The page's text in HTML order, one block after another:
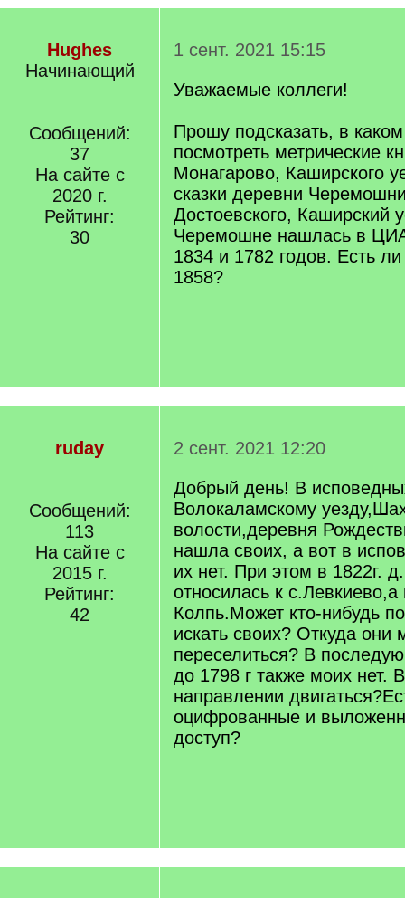
Hughes
Начинающий
Сообщений:
37
На сайте с
2020 г.
Рейтинг:
30
1 сент. 2021 15:15
Уважаемые коллеги!
Прошу подсказать, в
посмотреть метрические
Монагарово, Каширского
сказки деревни
Достоевского, Каширский
Черемошне нашлась в
1834 и 1782 годов. Есть
1858?
ruday
Сообщений:
113
На сайте с
2015 г.
Рейтинг:
42
2 сент. 2021 12:20
Добрый день! В
Волокаламскому
волости,деревня
нашла своих, а вот в
их нет. При этом в 1822г.
относилась к с.Левкиево,а
Колпь.Может кто-нибудь
искать своих? Откуда они
переселиться? В
до 1798 г также моих нет.
направлении
оцифрованные и
доступ?